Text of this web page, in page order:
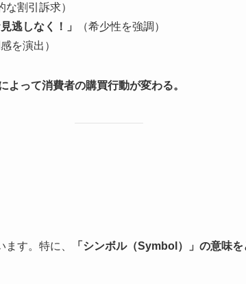
な割引訴求）
逃しなく！」
（希少性を強調）
を演出）
よって消費者の購買行動が変わる。
す。特に、 「シンボル（Symbol）」の意味